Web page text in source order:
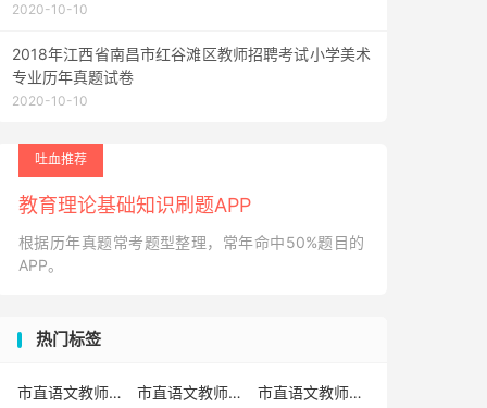
2020-10-10
2018年江西省南昌市红谷滩区教师招聘考试小学美术
专业历年真题试卷
2020-10-10
吐血推荐
教育理论基础知识刷题APP
根据历年真题常考题型整理，常年命中50%题目的
APP。
热门标签
市直语文教师招聘 市直语文教师招聘考试真题
市直语文教师招聘考试真题卷